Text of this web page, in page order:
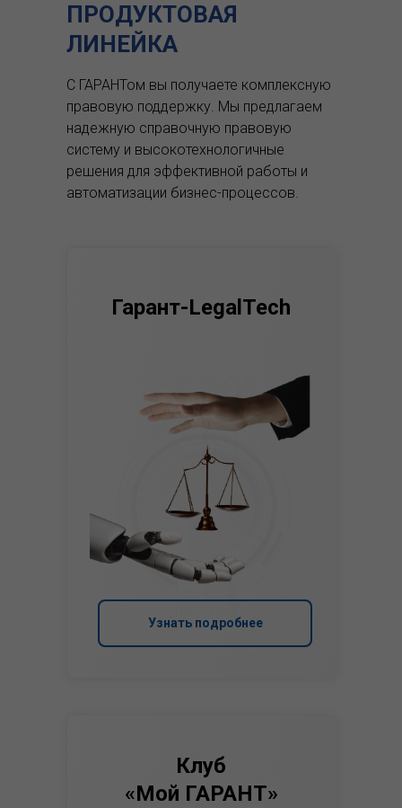
ПРОДУКТОВАЯ
ЛИНЕЙКА
С ГАРАНТом вы получаете комплексную
правовую поддержку. Мы предлагаем
надежную справочную правовую
систему и высокотехнологичные
решения для эффективной работы и
автоматизации бизнес-процессов.
Клуб
«Мой ГАРАНТ»
Узнать подробнее
Гарант-LegalTech